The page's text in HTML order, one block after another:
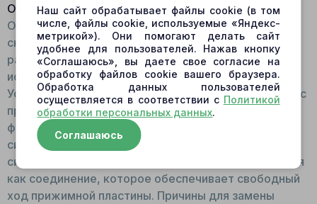
Описание:
Общий вид Деталь сферической формы, со
сквозным отверстием, тонкостенная. Внутри
расположены шлицы. Для изготовления шарнира
используется бронза. Принцип работы:
Устанавливается в посадочное место для шарнира с
прижимными стойками. Поверх шарнира
фиксируется прижимная пластина. Движется
синхронно с валом и блоком цилиндров. Функции: В
системе гидромоторов/гидронасосов используется
как соединение, которое обеспечивает свободный
ход прижимной пластины. Причины для замены
Наш сайт обрабатывает файлы cookie (в том
числе, файлы cookie, используемые «Яндекс-
метрикой»). Они помогают делать сайт
удобнее для пользователей. Нажав кнопку
«Соглашаюсь», вы даете свое согласие на
обработку файлов cookie вашего браузера.
Обработка данных пользователей
осуществляется в соответствии с Политикой
обработки персональных данных.
Соглашаюсь